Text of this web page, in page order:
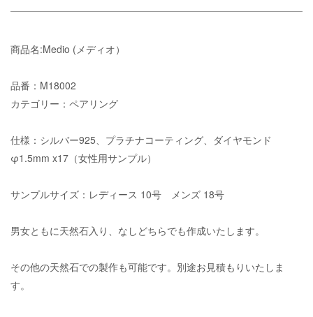
商品名:Medio (メディオ）
品番：M18002
カテゴリー：ペアリング
仕様：シルバー925、プラチナコーティング、ダイヤモンド
φ1.5mm x17（女性用サンプル）
サンプルサイズ：レディース 10号 メンズ 18号
男女ともに天然石入り、なしどちらでも作成いたします。
その他の天然石での製作も可能です。別途お見積もりいたしま
す。